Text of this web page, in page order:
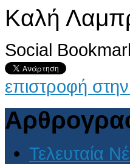
Καλή
Social
επιστροφή
Τελευταία